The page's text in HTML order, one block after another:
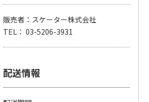
販売者：スケーター株式会社
TEL： 03-5206-3931
配送情報